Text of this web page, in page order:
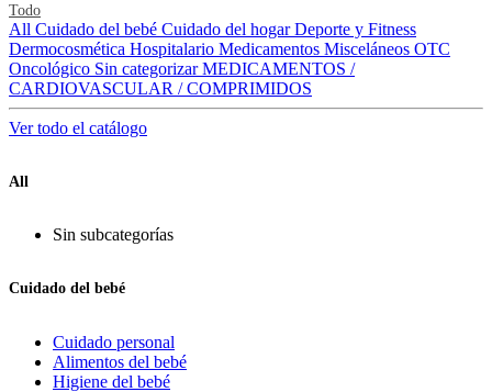
Todo
All Cuidado del bebé Cuidado del hogar Deporte y Fitness
Dermocosmética Hospitalario Medicamentos Misceláneos OTC
Oncológico Sin categorizar MEDICAMENTOS /
CARDIOVASCULAR / COMPRIMIDOS
Ver todo el catálogo
All
Sin subcategorías
Cuidado del bebé
Cuidado personal
Alimentos del bebé
Higiene del bebé